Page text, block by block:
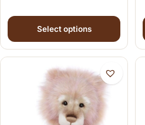
Select options
This product has multiple